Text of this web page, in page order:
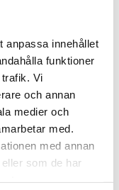
anpassa innehållet
funktioner
Vi
och annan
medier och
med.
med annan
som de har